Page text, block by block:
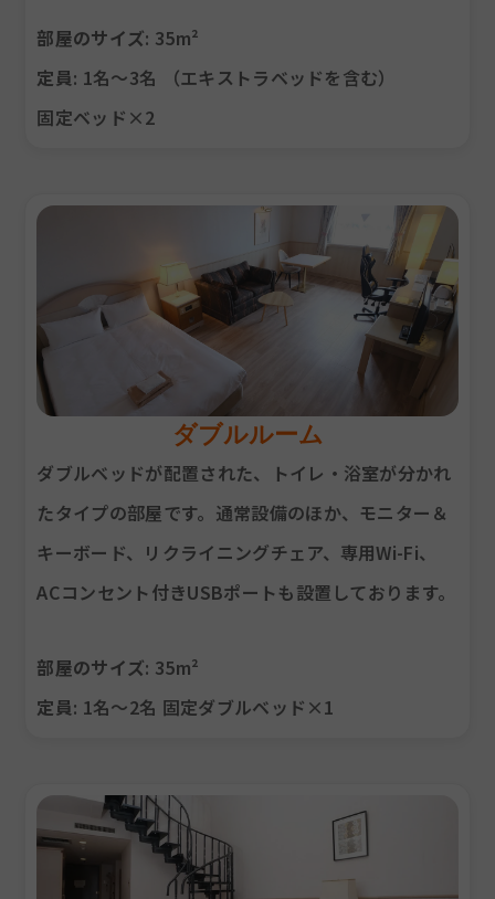
部屋のサイズ: 35m²
定員: 1名～3名 （エキストラベッドを含む）
固定ベッド×2
ダブルルーム
ダブルベッドが配置された、トイレ・浴室が分かれ
たタイプの部屋です。通常設備のほか、モニター＆
キーボード、リクライニングチェア、専用Wi-Fi、
ACコンセント付きUSBポートも設置しております。
部屋のサイズ: 35m²
定員: 1名～2名 固定ダブルベッド×1